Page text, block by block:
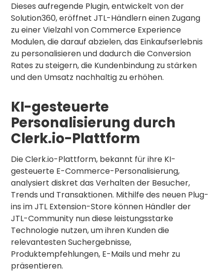
Dieses aufregende Plugin, entwickelt von der
Solution360, eröffnet JTL-Händlern einen Zugang
zu einer Vielzahl von Commerce Experience
Modulen, die darauf abzielen, das Einkaufserlebnis
zu personalisieren und dadurch die Conversion
Rates zu steigern, die Kundenbindung zu stärken
und den Umsatz nachhaltig zu erhöhen.
KI-gesteuerte
Personalisierung durch
Clerk.io-Plattform
Die Clerk.io-Plattform, bekannt für ihre KI-
gesteuerte E-Commerce-Personalisierung,
analysiert diskret das Verhalten der Besucher,
Trends und Transaktionen. Mithilfe des neuen Plug-
ins im JTL Extension-Store können Händler der
JTL-Community nun diese leistungsstarke
Technologie nutzen, um ihren Kunden die
relevantesten Suchergebnisse,
Produktempfehlungen, E-Mails und mehr zu
präsentieren.